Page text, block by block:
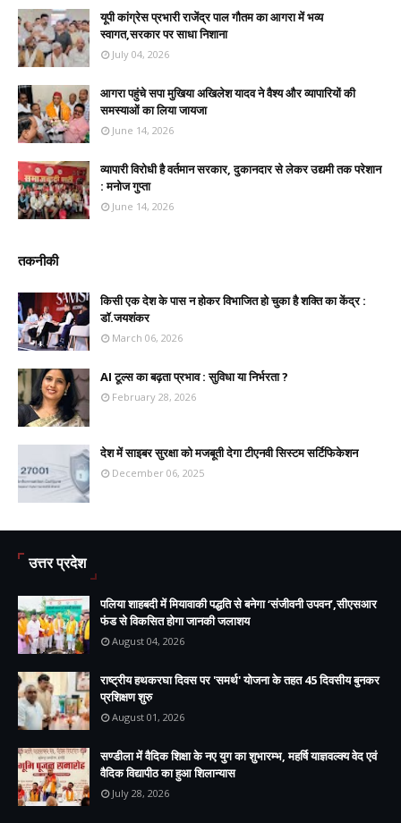
यूपी कांग्रेस प्रभारी राजेंद्र पाल गौतम का आगरा में भव्य
स्वागत,सरकार पर साधा निशाना
July 04, 2026
आगरा पहुंचे सपा मुखिया अखिलेश यादव ने वैश्य और व्यापारियों की
समस्याओं का लिया जायजा
June 14, 2026
व्यापारी विरोधी है वर्तमान सरकार, दुकानदार से लेकर उद्यमी तक परेशान
: मनोज गुप्ता
June 14, 2026
तकनीकी
किसी एक देश के पास न होकर विभाजित हो चुका है शक्ति का केंद्र :
डॉ.जयशंकर
March 06, 2026
AI टूल्स का बढ़ता प्रभाव : सुविधा या निर्भरता ?
February 28, 2026
देश में साइबर सुरक्षा को मजबूती देगा टीएनवी सिस्टम सर्टिफिकेशन
December 06, 2025
उत्तर प्रदेश
पलिया शाहबदी में मियावाकी पद्धति से बनेगा ‘संजीवनी उपवन’,सीएसआर
फंड से विकसित होगा जानकी जलाशय
August 04, 2026
राष्ट्रीय हथकरघा दिवस पर 'समर्थ' योजना के तहत 45 दिवसीय बुनकर
प्रशिक्षण शुरु
August 01, 2026
सण्डीला में वैदिक शिक्षा के नए युग का शुभारम्भ, महर्षि याज्ञवल्क्य वेद एवं
वैदिक विद्यापीठ का हुआ शिलान्यास
July 28, 2026